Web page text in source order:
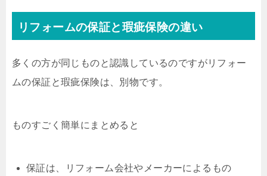
リフォームの保証と瑕疵保険の違い
多くの方が同じものと認識しているのですがリフォー
ムの保証と瑕疵保険は、別物です。
ものすごく簡単にまとめると
保証は、リフォーム会社やメーカーによるもの